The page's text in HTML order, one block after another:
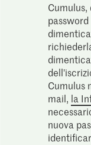
Cumulus
mail, la
nuova